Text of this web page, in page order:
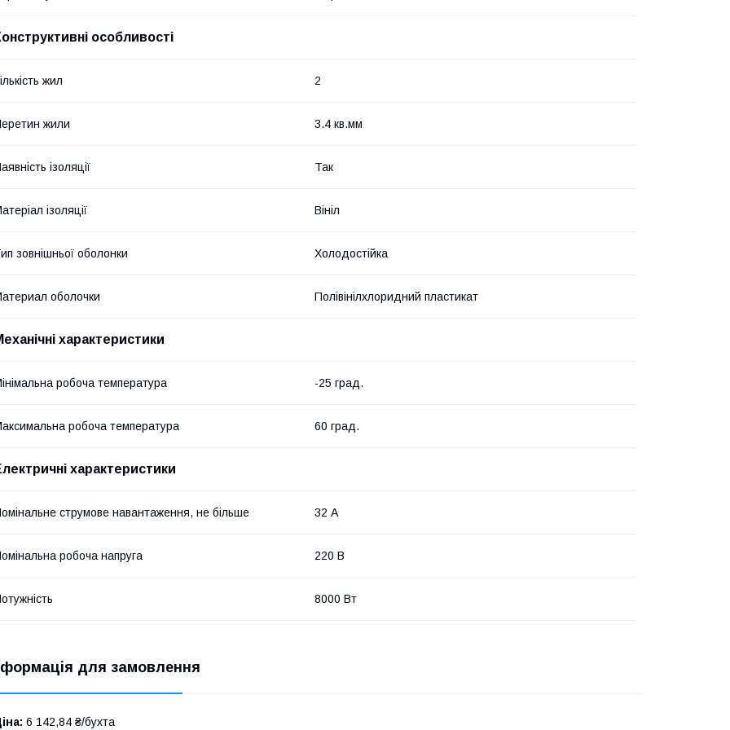
особливості
жил 2
жили 3.4 кв.мм
ізоляції Так
ізоляції Вініл
зовнішньої оболонки Холодостійка
оболочки Полівінілхлоридний пластикат
характеристики
робоча температура -25 град.
робоча температура 60 град.
характеристики
струмове навантаження, не більше 32 А
робоча напруга 220 В
8000 Вт
для замовлення
6 142,84 ₴/бухта